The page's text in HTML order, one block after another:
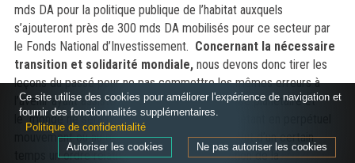
mds DA pour la politique publique de l’habitat auxquels
s’ajouteront près de 300 mds DA mobilisés pour ce secteur par
le Fonds National d’Investissement. Concernant la nécessaire
transition et solidarité mondiale,nous devons donc tirer les
leçons du passé pour ne pas commettre les mêmes erreurs à
l’avenir ayant assisté à une véritable hécatombe planétaire et
lemonde ne sera plus jamais comme avant, étant en perpétuel
mouvement où au désordre se substitue au bout d’un certain
temps un ordre relatif positif ou négatif fonction de la
Ce site utilise des cookies pour améliorer l'expérience de navigation et
fournir des fonctionnalités supplémentaires.
Politique de confidentialité
Ne pas autoriser les cookies
Autoriser les cookies